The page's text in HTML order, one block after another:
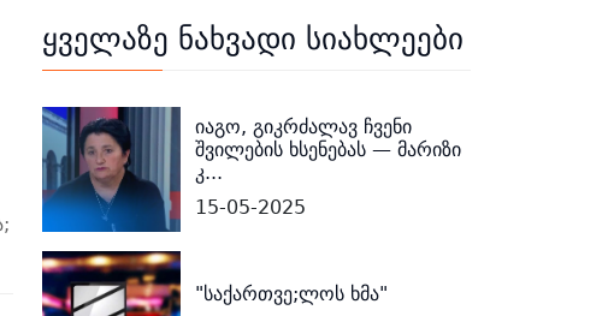
ყველაზე ნახვადი სიახლეები
იაგო, გიკრძალავ ჩვენი
შვილების ხსენებას — მარიზი
კ...
15-05-2025
"საქართვე;ლოს ხმა"